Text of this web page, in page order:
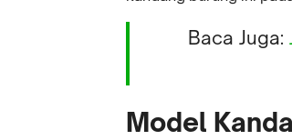
Baca Juga:
Model